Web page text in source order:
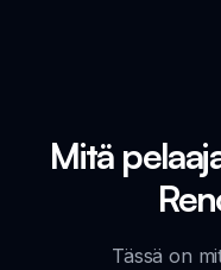
Mitä
Tässä on